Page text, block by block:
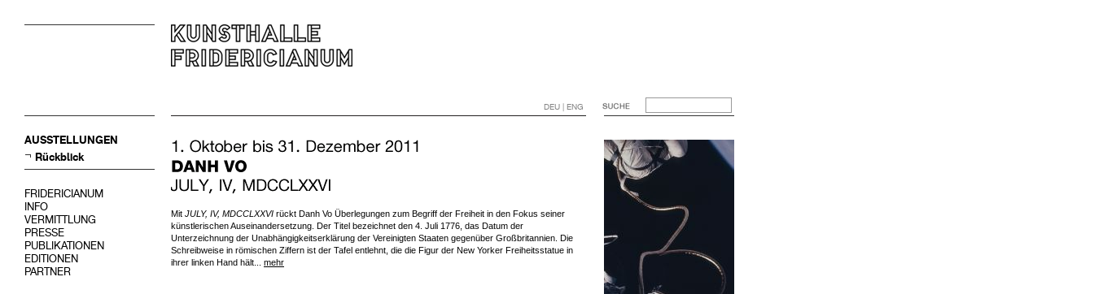
DEU | ENG
AUSSTELLUNGEN
Rückblick
FRIDERICIANUM
INFO
VERMITTLUNG
PRESSE
PUBLIKATIONEN
EDITIONEN
PARTNER
Mit JULY, IV, MDCCLXXVI rückt Danh Vo Überlegungen zum Begriff der Freiheit in den Fokus seiner
künstlerischen Auseinandersetzung. Der Titel bezeichnet den 4. Juli 1776, das Datum der
Unterzeichnung der Unabhängigkeitserklärung der Vereinigten Staaten gegenüber Großbritannien. Die
Schreibweise in römischen Ziffern ist der Tafel entlehnt, die die Figur der New Yorker Freiheitsstatue in
ihrer linken Hand hält... mehr